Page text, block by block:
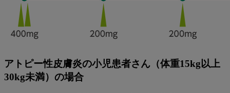
アトピー性皮膚炎の小児患者さん（体重15kg以上
30kg未満）の場合